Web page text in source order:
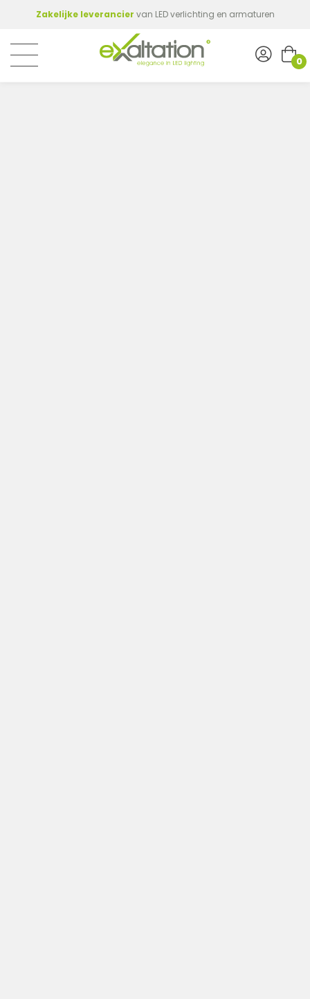
Zakelijke leverancier van LED verlichting en armaturen
0